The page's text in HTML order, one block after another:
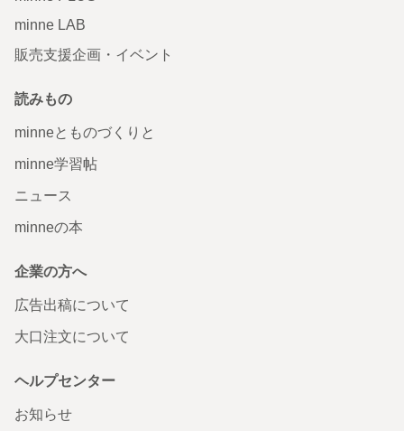
minne LAB
販売支援企画・イベント
読みもの
minneとものづくりと
minne学習帖
ニュース
minneの本
企業の方へ
広告出稿について
大口注文について
ヘルプセンター
お知らせ